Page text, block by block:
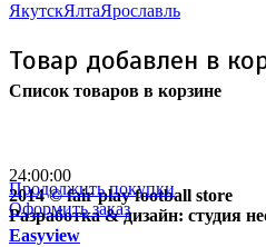
ЯкутскЯлтаЯрославль
Товар добавлен в
Список товаров в корзине
Продолжить покупки
Оформить заказ
24:00:00
2014 © fair play football store
Разработка & дизайн: студия
Easyview